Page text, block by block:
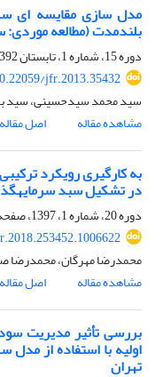
مدل سازی مقایسه ای
بلندمدت (مطالعه
دوره 15، شماره 1، تابستان 1392، صفحه
jfr.2013.35432
سید محمد سیدحسینی، سید
مشاهده مقاله
اصل مقاله
در تشکیل سبد سرمایه‎گذاری
دوره 20، شماره 1، 1397، صفحه
محمدرضا مهرگان، محمدرضا
مشاهده مقاله
اصل مقاله
بررسی تأثیر مدیریت
اولیه با استفاده از مدل
تهران